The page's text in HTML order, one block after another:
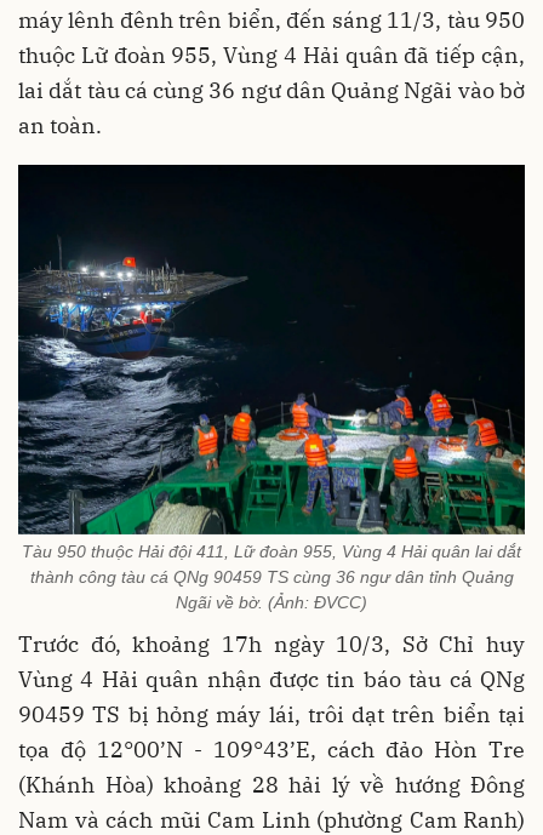
máy lênh đênh trên biển, đến sáng 11/3, tàu 950
thuộc Lữ đoàn 955, Vùng 4 Hải quân đã tiếp cận,
lai dắt tàu cá cùng 36 ngư dân Quảng Ngãi vào bờ
an toàn.
Tàu 950 thuộc Hải đội 411, Lữ đoàn 955, Vùng 4 Hải quân lai dắt
thành công tàu cá QNg 90459 TS cùng 36 ngư dân tỉnh Quảng
Ngãi về bờ. (Ảnh: ĐVCC)
Trước đó, khoảng 17h ngày 10/3, Sở Chỉ huy
Vùng 4 Hải quân nhận được tin báo tàu cá QNg
90459 TS bị hỏng máy lái, trôi dạt trên biển tại
tọa độ 12°00’N - 109°43’E, cách đảo Hòn Tre
(Khánh Hòa) khoảng 28 hải lý về hướng Đông
Nam và cách mũi Cam Linh (phường Cam Ranh)